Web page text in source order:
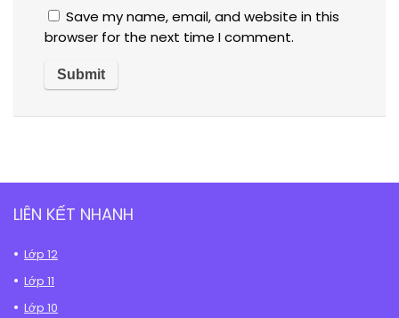
Save my name, email, and website in this
browser for the next time I comment.
LIÊN KẾT NHANH
Lớp 12
Lớp 11
Lớp 10